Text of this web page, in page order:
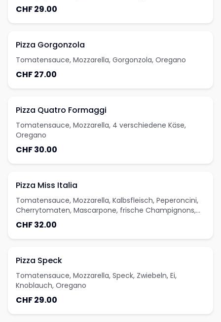
CHF 29.00
Pizza Gorgonzola
Tomatensauce, Mozzarella, Gorgonzola, Oregano
CHF 27.00
Pizza Quatro Formaggi
Tomatensauce, Mozzarella, 4 verschiedene Käse,
Oregano
CHF 30.00
Pizza Miss Italia
Tomatensauce, Mozzarella, Kalbsfleisch, Peperoncini,
Cherrytomaten, Mascarpone, frische Champignons,
Oregano
CHF 32.00
Pizza Speck
Tomatensauce, Mozzarella, Speck, Zwiebeln, Ei,
Knoblauch, Oregano
CHF 29.00